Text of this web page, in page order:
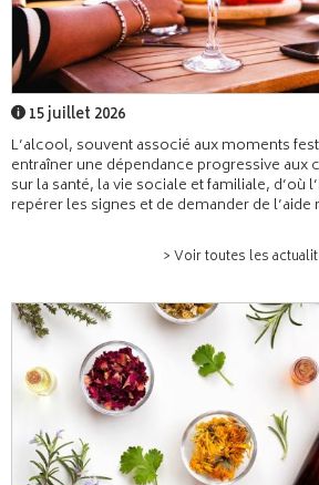
15 juillet 2026
L’alcool, souvent associé aux moments
entraîner une dépendance progressive aux
sur la santé, la vie sociale et familiale, d’où
repérer les signes et de demander de l’aide
> Voir toutes les